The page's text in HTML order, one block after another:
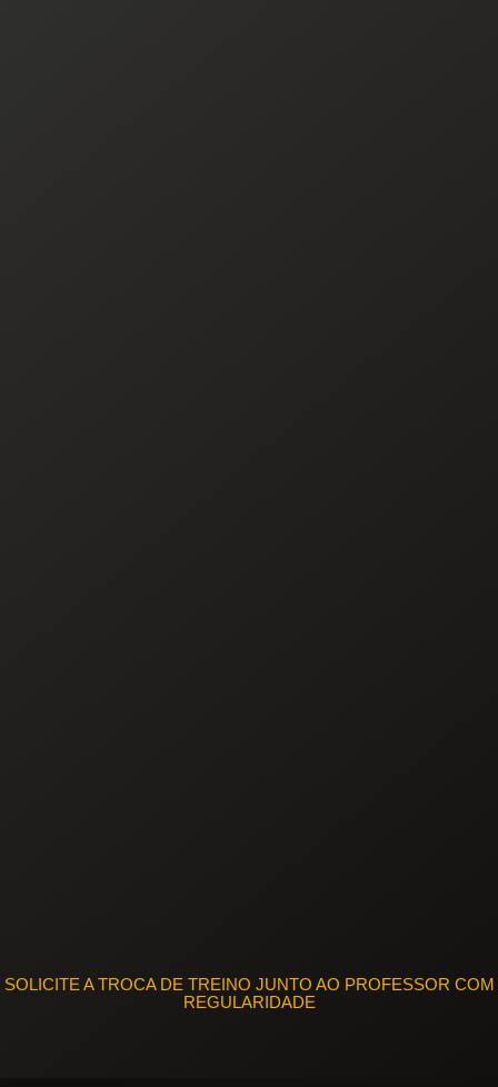
SOLICITE A TROCA DE TREINO JUNTO AO PROFESSOR COM
REGULARIDADE